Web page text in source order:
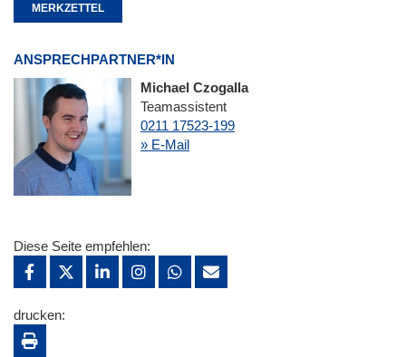
MERKZETTEL
ANSPRECHPARTNER*IN
Michael Czogalla
Teamassistent
0211 17523-199
» E-Mail
Diese Seite empfehlen:
drucken: